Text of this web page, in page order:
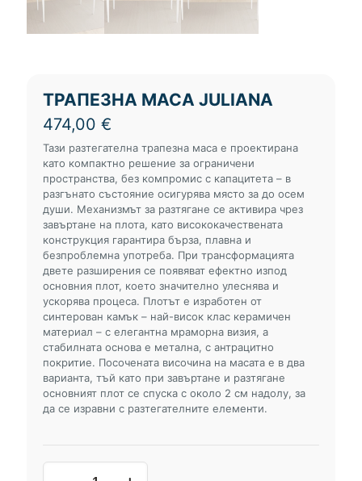
ТРАПЕЗНА МАСА JULIANA
474,00 €
Тази разтегателна трапезна маса е проектирана
като компактно решение за ограничени
пространства, без компромис с капацитета – в
разгънато състояние осигурява място за до осем
души. Механизмът за разтягане се активира чрез
завъртане на плота, като висококачествената
конструкция гарантира бърза, плавна и
безпроблемна употреба. При трансформацията
двете разширения се появяват ефектно изпод
основния плот, което значително улеснява и
ускорява процеса. Плотът е изработен от
синтерован камък – най-висок клас керамичен
материал – с елегантна мраморна визия, а
стабилната основа е метална, с антрацитно
покритие. Посочената височина на масата е в два
варианта, тъй като при завъртане и разтягане
основният плот се спуска с около 2 см надолу, за
да се изравни с разтегателните елементи.